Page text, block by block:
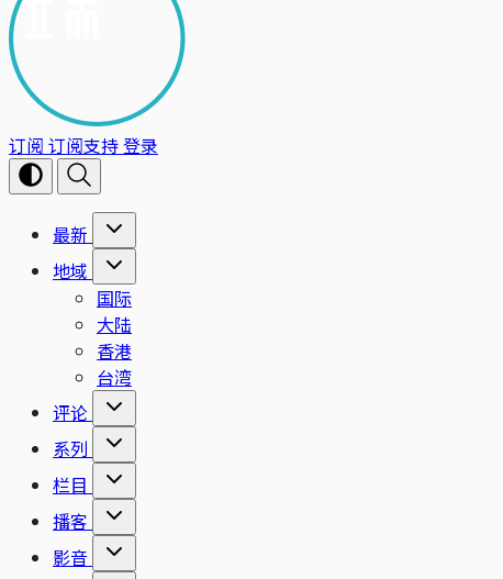
订阅 订阅支持登录
最新
地域
国际
大陆
香港
台湾
评论
系列
栏目
播客
影音